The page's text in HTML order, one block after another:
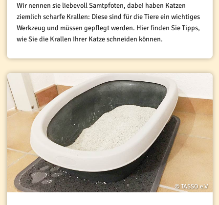
Wir nennen sie liebevoll Samtpfoten, dabei haben Katzen
ziemlich scharfe Krallen: Diese sind für die Tiere ein wichtiges
Werkzeug und müssen gepflegt werden. Hier finden Sie Tipps,
wie Sie die Krallen Ihrer Katze schneiden können.
© TASSO e.V